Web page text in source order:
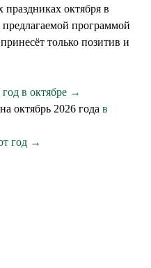
октября в
предлагаемой программой
только позитив и
в октябре →
на октябрь 2026 года в
год →